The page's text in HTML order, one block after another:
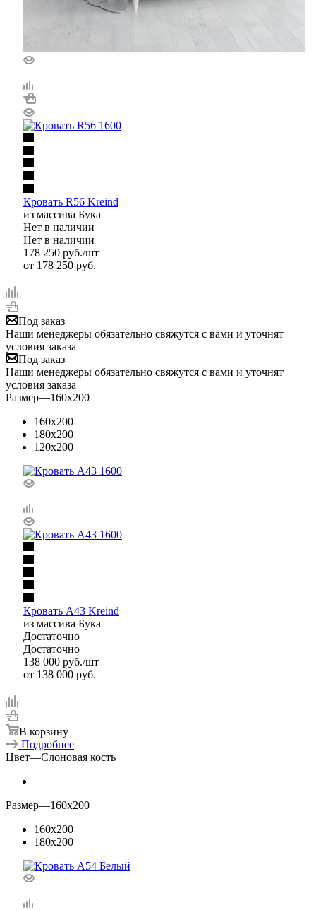
Кровать R56 Kreind
из массива Бука
Нет в наличии
Нет в наличии
178 250 руб./шт
от 178 250 руб.
Под заказ
Наши менеджеры обязательно свяжутся с вами и уточнят
условия заказа
Под заказ
Наши менеджеры обязательно свяжутся с вами и уточнят
условия заказа
Размер—160x200
160x200
180x200
120x200
Кровать A43 Kreind
из массива Бука
Достаточно
Достаточно
138 000 руб./шт
от 138 000 руб.
В корзину
Подробнее
Цвет—Слоновая кость
Размер—160x200
160x200
180x200